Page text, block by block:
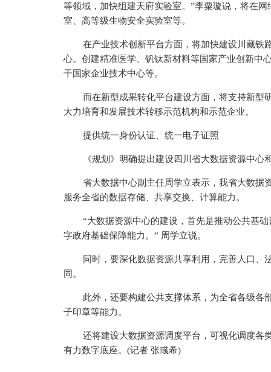
等领域，加快组建天府实验室。”李粟璇说，将在
室、高等级生物安全实验室等。
在产业技术创新平台方面，将加快建设川藏铁
心。创建精准医学、钒钛新材料等国家产业创新中
干国家企业技术中心等。
而在新型成果转化平台建设方面，将支持新型
大力培育和发展技术转移示范机构和示范企业。
提供统一身份认证、统一电子证照
《规划》明确提出建设四川省大数据资源中心
省大数据中心副主任周学立表示，我省大数据
服务全省的数据存储、共享交换、计算能力。
“大数据资源中心的建设，首先是推动公共基
字政府基础保障能力。” 周学立说。
同时，要深化数据资源共享利用，完善人口、
同。
此外，还要构建公共支撑体系，为全省各级各
子印章等能力。
还将建设大数据资源调度平台，可视化调度各
有力数字底座。(记者 张彧希)